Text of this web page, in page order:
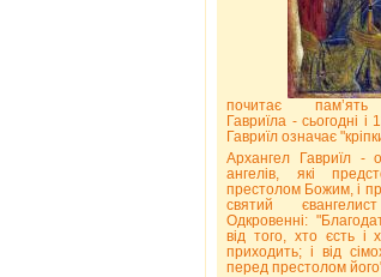
почитає пам’ять
Гавриїла - сьогодні і
Гавриїл означає
Архангел Гавриїл -
ангелів, які
престолом Божим, і
святий
Одкровенні:
від того, хто єсть і
приходить; і від
перед престолом